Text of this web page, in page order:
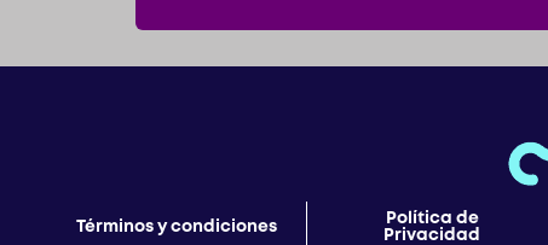
Términos y condiciones
Política de
Privacidad